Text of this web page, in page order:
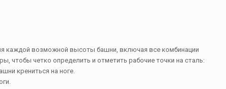
каждой возможной высоты башни, включая все комбинации
чтобы четко определить и отметить рабочие точки на сталь:
крениться на ноге.